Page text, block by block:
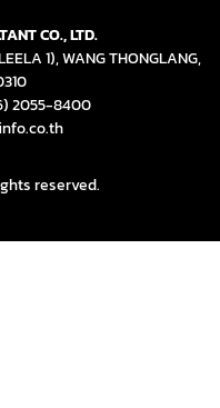
CO., LTD.
1), WANG THONGLANG,
2055-8400
reserved.